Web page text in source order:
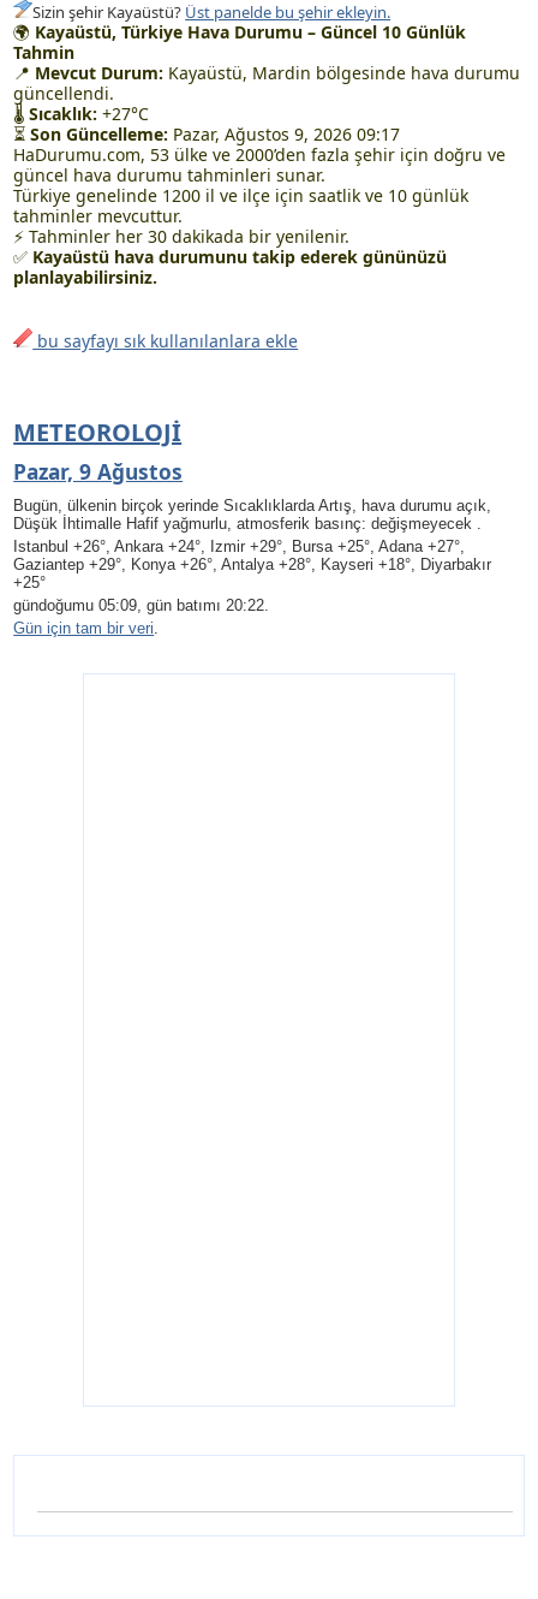
Sizin şehir Kayaüstü? Üst panelde bu şehir ekleyin.
🌍 Kayaüstü, Türkiye Hava Durumu – Güncel 10 Günlük
Tahmin
📍 Mevcut Durum: Kayaüstü, Mardin bölgesinde hava durumu
güncellendi.
🌡Sıcaklık: +27°C
⏳Son Güncelleme: Pazar, Ağustos 9, 2026 09:17
HaDurumu.com, 53 ülke ve 2000’den fazla şehir için doğru ve
güncel hava durumu tahminleri sunar.
Türkiye genelinde 1200 il ve ilçe için saatlik ve 10 günlük
tahminler mevcuttur.
⚡ Tahminler her 30 dakikada bir yenilenir.
✅ Kayaüstü hava durumunu takip ederek gününüzü
planlayabilirsiniz.
bu sayfayı sık kullanılanlara ekle
METEOROLOJI
Pazar, 9 Ağustos
Bugün, ülkenin birçok yerinde Sıcaklıklarda Artış, hava durumu açık,
Düşük İhtimalle Hafif yağmurlu, atmosferik basınç: değişmeyecek .
Istanbul +26°, Ankara +24°, Izmir +29°, Bursa +25°, Adana +27°,
Gaziantep +29°, Konya +26°, Antalya +28°, Kayseri +18°, Diyarbakır
+25°
gündoğumu 05:09, gün batımı 20:22.
Gün için tam bir veri.